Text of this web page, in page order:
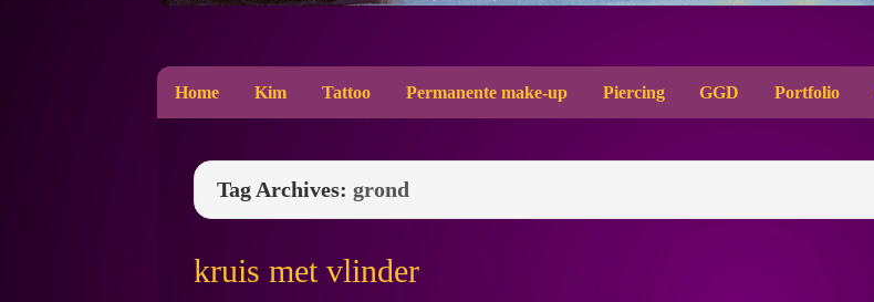
Home Kim Tattoo Permanente make-up Piercing GGD Portfolio
Tag Archives:grond
kruis met vlinder